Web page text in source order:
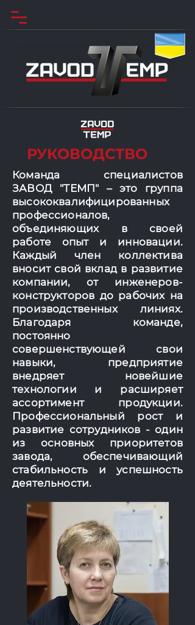
РУКОВОДСТВО
Команда специалистов
ЗАВОД "ТЕМП" – это группа
высококвалифицированных
профессионалов,
объединяющих в своей
работе опыт и инновации.
Каждый член коллектива
вносит свой вклад в развитие
компании, от инженеров-
конструкторов до рабочих на
производственных линиях.
Благодаря команде,
постоянно
совершенствующей свои
навыки, предприятие
внедряет новейшие
технологии и расширяет
ассортимент продукции.
Профессиональный рост и
развитие сотрудников - один
из основных приоритетов
завода, обеспечивающий
стабильность и успешность
деятельности.